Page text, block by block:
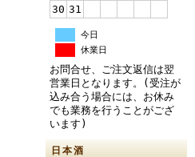
30 31
今日
休業日
お問合せ、ご注文返信は翌
営業日となります。(受注が
込み合う場合には、お休み
でも業務を行うことがござ
います)
日本酒